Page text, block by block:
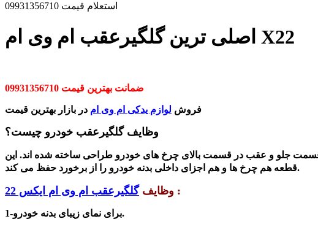
استعلام قیمت 09931356710
اصلی ترین گلگیرعقب ام وی ام X22
ضمانت بهترین قیمت 09931356710
فروش لوازم یدکی ام وی ام در بازار بهترین قیمت
وظایف گلگیرعقب خودرو چیست؟
قسمت جلو و عقب در قسمت بالای چرخ های خودرو طراحی ساخته شده اند. این
قطعه هم چرخ ها و هم اجزای داخلی بدنه خودرو را از برخورد حفظ می کند.
وظایفگلگیرعقب ام وی ام ایکس 22 :
1-برای نمای زیبای بدنه خودرو.